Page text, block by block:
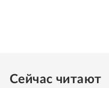
Сейчас читают